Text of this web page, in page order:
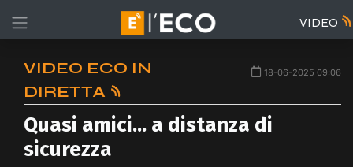
VIDEO
VIDEO ECO IN
DIRETTA
18-06-2025 09:06
Quasi amici... a distanza di
sicurezza